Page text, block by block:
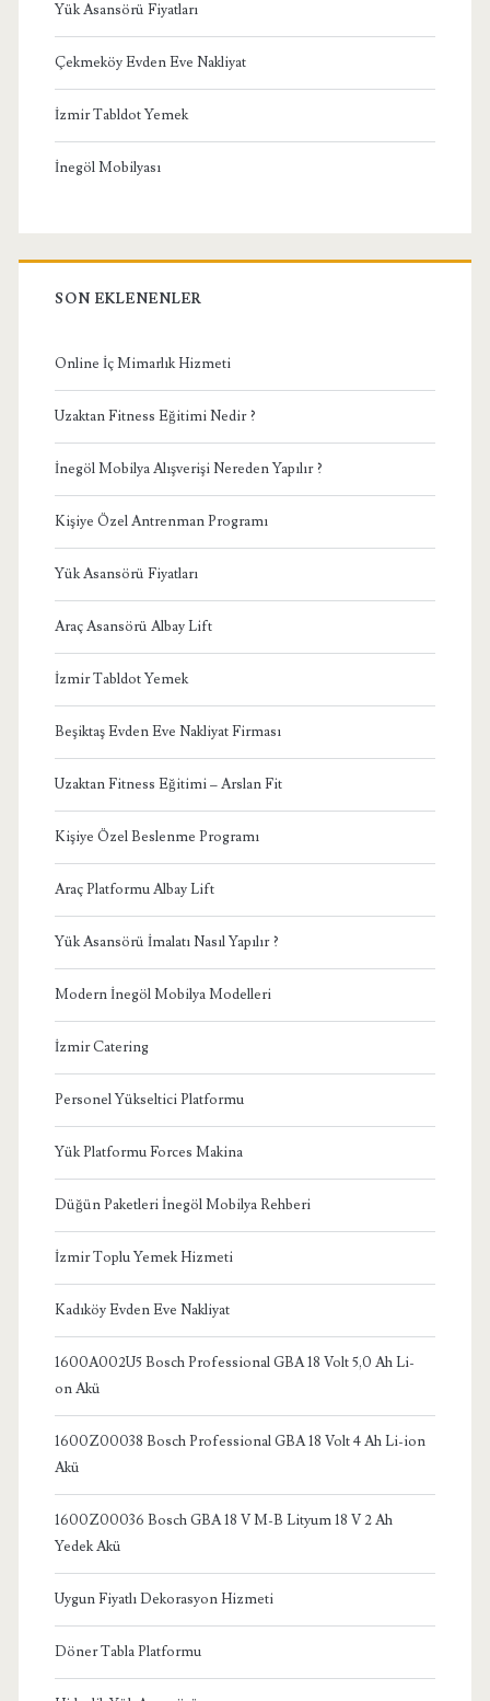
Yük Asansörü Fiyatları
Çekmeköy Evden Eve Nakliyat
İzmir Tabldot Yemek
İnegöl Mobilyası
SON EKLENENLER
Online İç Mimarlık Hizmeti
Uzaktan Fitness Eğitimi Nedir ?
İnegöl Mobilya Alışverişi Nereden Yapılır ?
Kişiye Özel Antrenman Programı
Yük Asansörü Fiyatları
Araç Asansörü Albay Lift
İzmir Tabldot Yemek
Beşiktaş Evden Eve Nakliyat Firması
Uzaktan Fitness Eğitimi – Arslan Fit
Kişiye Özel Beslenme Programı
Araç Platformu Albay Lift
Yük Asansörü İmalatı Nasıl Yapılır ?
Modern İnegöl Mobilya Modelleri
İzmir Catering
Personel Yükseltici Platformu
Yük Platformu Forces Makina
Düğün Paketleri İnegöl Mobilya Rehberi
İzmir Toplu Yemek Hizmeti
Kadıköy Evden Eve Nakliyat
1600A002U5 Bosch Professional GBA 18 Volt 5,0 Ah Li-
on Akü
1600Z00038 Bosch Professional GBA 18 Volt 4 Ah Li-ion
Akü
1600Z00036 Bosch GBA 18 V M-B Lityum 18 V 2 Ah
Yedek Akü
Uygun Fiyatlı Dekorasyon Hizmeti
Döner Tabla Platformu